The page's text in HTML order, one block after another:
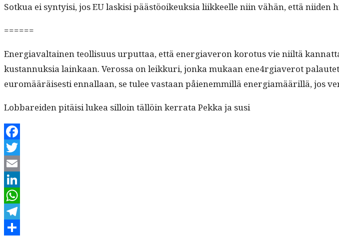
Sotkua ei syn­ty­isi, jos EU lask­isi päästöoikeuk­sia liik­keelle niin vähän, että
======
Ener­giaval­tainen teol­lisu­us urput­taa, että ener­giaveron koro­tus vie niiltä
kus­tan­nuk­sia lainkaan. Verossa on leikkuri, jon­ka mukaan ene4rgiaverot
euromääräis­es­ti ennal­laan, se tulee vas­taan påienem­mil­lä ener­giamääril­lä, jos
Lob­barei­den pitäisi lukea sil­loin täl­löin ker­ra­ta Pekka ja susi
Facebook
Twitter
Email
LinkedIn
WhatsApp
Telegram